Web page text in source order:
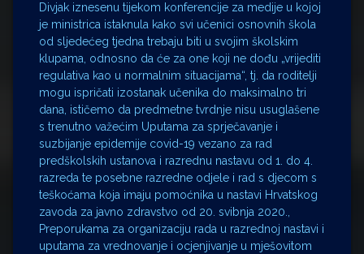
Divjak iznesenu tijekom konferencije za medije u kojoj
je ministrica istaknula kako svi učenici osnovnih škola
od sljedećeg tjedna trebaju biti u svojim školskim
klupama, odnosno da će za one koji ne dođu „vrijediti
regulativa kao u normalnim situacijama“, tj. da roditelji
mogu ispričati izostanak učenika do maksimalno tri
dana, ističemo da predmetne tvrdnje nisu usuglašene
s trenutno važećim Uputama za sprječavanje i
suzbijanje epidemije covid-19 vezano za rad
predškolskih ustanova i razrednu nastavu od 1. do 4.
razreda te posebne razredne odjele i rad s djecom s
teškoćama koja imaju pomoćnika u nastavi Hrvatskog
zavoda za javno zdravstvo od 20. svibnja 2020.,
Preporukama za organizaciju rada u razrednoj nastavi i
uputama za vrednovanje i ocjenjivanje u mješovitom